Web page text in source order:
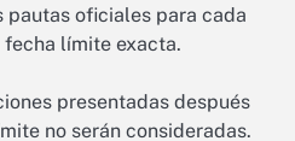
pautas oficiales para cada
límite exacta.
presentadas después
no serán consideradas.